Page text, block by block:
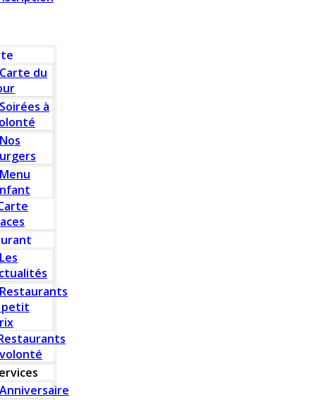
Carte du
Soirées à
Nos
Menu
Les
Restaurants
petit
Anniversaire